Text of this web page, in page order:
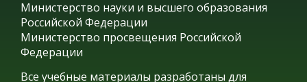
Министерство науки и высшего образования
Российской Федерации
Министерство просвещения Российской
Федерации
Все учебные материалы разработаны для